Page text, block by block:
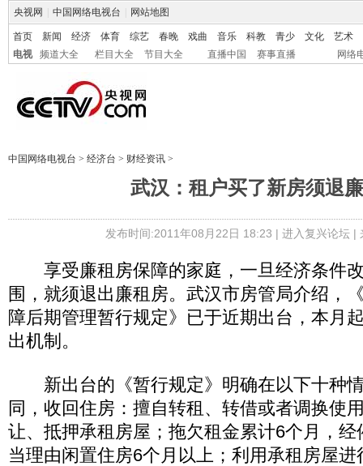
央视网 中国网络电视台 网站地图
首页 新闻 经济 体育 综艺 春晚 戏曲 音乐 科教 青少 文化
艺术
电视
频道大全 栏目大全 节目大全 直播中国 赛事直播 网络
中国网络电视台 > 经济台 > 财经资讯 >
武汉：租户买了新房须退
发布时间:2011年08月22日 18:23 | 进入复兴论坛|
享受廉租房保障的家庭，一旦经济条件
围，就须退出廉租房。武汉市房管局介绍，
障后期管理暂行规定》已于近期出台，本月
出机制。
新出台的《暂行规定》明确在以下十种
同，收回住房：擅自转租、转借或者调换使
让、抵押承租房屋；拖欠租金累计6个月，
当理由闲置住房6个月以上；利用承租房屋